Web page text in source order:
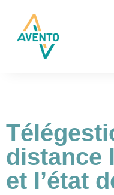
distance
et l’état